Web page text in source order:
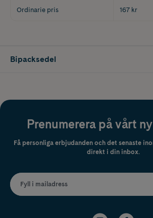
Ordinarie pris 167 kr
Bipacksedel
Prenumerera på vårt
Få personliga erbjudanden och det senaste
direkt i din inbox.
Fyll i mailadress